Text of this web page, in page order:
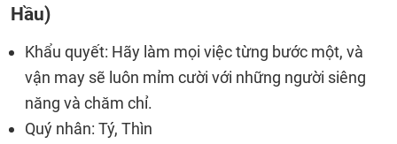
Hầu)
Khẩu quyết: Hãy làm mọi việc từng bước một, và
vận may sẽ luôn mỉm cười với những người siêng
năng và chăm chỉ.
Quý nhân: Tý, Thìn